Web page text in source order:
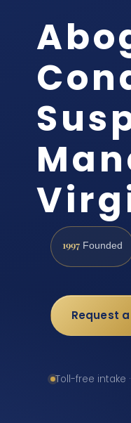
1997 Founded
Request
Toll-free intake